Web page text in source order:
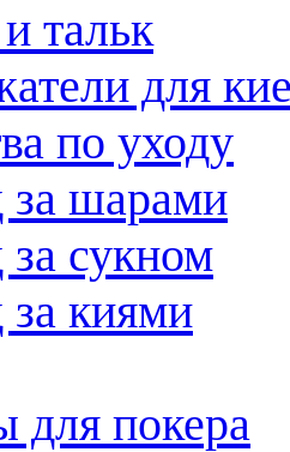
тальк
для
по уходу
за шарами
за сукном
за киями
для покера